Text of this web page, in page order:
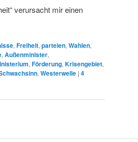
verursacht mir einen
, Freiheit, parteien, Wahlen,
, Außenminister,
, Förderung, Krisengebiet,
, Westerwelle | 4